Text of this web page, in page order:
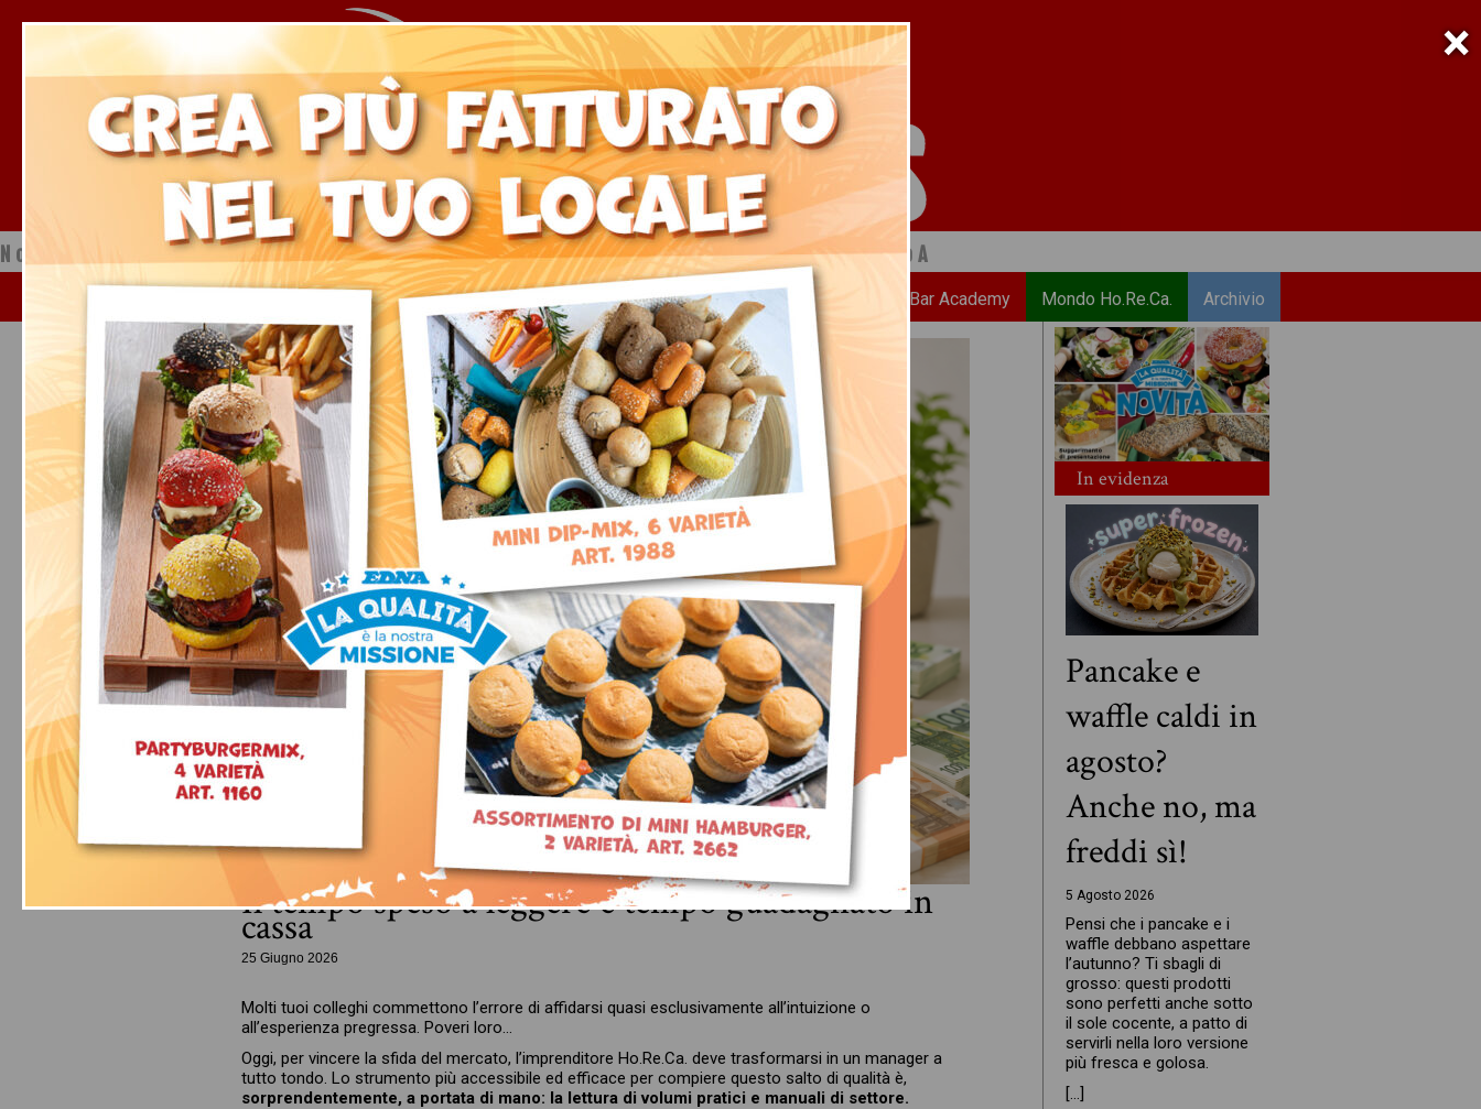
×
Notizie dal mondo della ristorazione a cura di Ristopiù Lombardia SpA
Chi Siamo News Ricette Bar Academy Mondo Ho.Re.Ca. Archivio
Il tempo speso a leggere è tempo guadagnato in
cassa
25 Giugno 2026
Molti tuoi colleghi commettono l’errore di affidarsi quasi esclusivamente all’intuizione o
all’esperienza pregressa. Poveri loro…
Oggi, per vincere la sfida del mercato, l’imprenditore Ho.Re.Ca. deve trasformarsi in un manager a
tutto tondo. Lo strumento più accessibile ed efficace per compiere questo salto di qualità è,
sorprendentemente, a portata di mano: la lettura di volumi pratici e manuali di settore.
In evidenza
Pancake e
waffle caldi in
agosto?
Anche no, ma
freddi sì!
5 Agosto 2026
Pensi che i pancake e i
waffle debbano aspettare
l’autunno? Ti sbagli di
grosso: questi prodotti
sono perfetti anche sotto
il sole cocente, a patto di
servirli nella loro versione
più fresca e golosa.
[…]